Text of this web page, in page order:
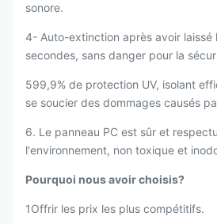
sonore.
4- Auto-extinction après avoir laissé
secondes, sans danger pour la
599,9% de protection UV, isolant
se soucier des dommages causés
6. Le panneau PC est sûr et
l'environnement, non toxique et
Pourquoi nous avoir choisis?
1Offrir les prix les plus compétitifs.